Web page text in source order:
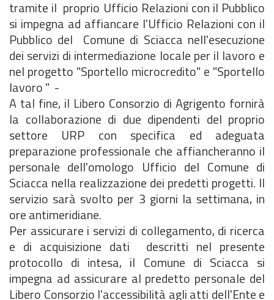
tramite il proprio Ufficio Relazioni con il Pubblico
si impegna ad affiancare l'Ufficio Relazioni con il
Pubblico del Comune di Sciacca nell'esecuzione
dei servizi di intermediazione locale per il lavoro e
nel progetto "Sportello microcredito" e "Sportello
lavoro " -
A tal fine, il Libero Consorzio di Agrigento fornirà
la collaborazione di due dipendenti del proprio
settore URP con specifica ed adeguata
preparazione professionale che affiancheranno il
personale dell'omologo Ufficio del Comune di
Sciacca nella realizzazione dei predetti progetti. Il
servizio sarà svolto per 3 giorni la settimana, in
ore antimeridiane.
Per assicurare i servizi di collegamento, di ricerca
e di acquisizione dati descritti nel presente
protocollo di intesa, il Comune di Sciacca si
impegna ad assicurare al predetto personale del
Libero Consorzio l'accessibilità agli atti dell'Ente e